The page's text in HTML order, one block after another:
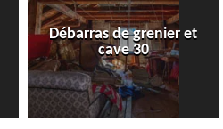
Débarras de grenier et
cave 30